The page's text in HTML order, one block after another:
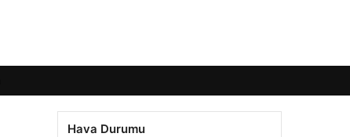
Hava Durumu